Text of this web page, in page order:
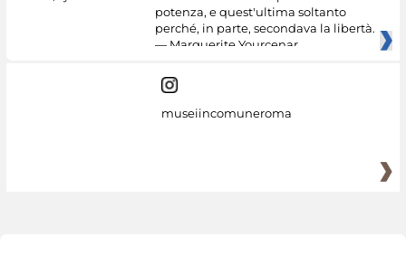
potenza, e quest'ultima soltanto
perché, in parte, secondava la libertà.
— Marguerite Yourcenar
museiincomuneroma